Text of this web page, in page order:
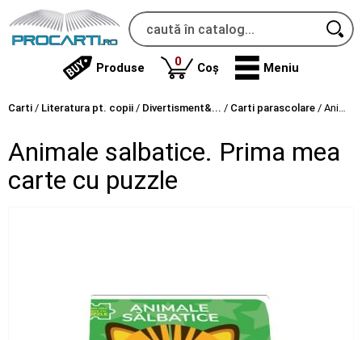
Produse 0produse
Coș Meniu
Carti / Literatura pt. copii / Divertisment&... / Carti parascolare / Animale salbatice. Prima mea carte cu puzzle
Animale salbatice. Prima mea
carte cu puzzle